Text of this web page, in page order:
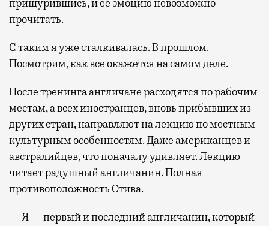
прищурившись, и ее эмоцию невозможно
прочитать.
С таким я уже сталкивалась. В прошлом.
Посмотрим, как все окажется на самом деле.
После тренинга англичане расходятся по рабочим
местам, а всех иностранцев, вновь прибывших из
других стран, направляют на лекцию по местным
культурным особенностям. Даже американцев и
австралийцев, что поначалу удивляет. Лекцию
читает радушный англичанин. Полная
противоположность Стива.
— Я — первый и последний англичанин, который